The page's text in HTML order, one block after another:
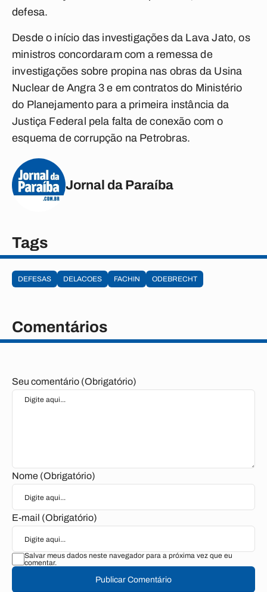
defesa.
Desde o início das investigações da Lava Jato, os
ministros concordaram com a remessa de
investigações sobre propina nas obras da Usina
Nuclear de Angra 3 e em contratos do Ministério
do Planejamento para a primeira instância da
Justiça Federal pela falta de conexão com o
esquema de corrupção na Petrobras.
Jornal da Paraíba
Tags
DEFESAS DELACOES FACHIN ODEBRECHT
Comentários
Seu comentário (Obrigatório)
Nome (Obrigatório)
E-mail (Obrigatório)
Salvar meus dados neste navegador para a próxima vez que eu
comentar.
Publicar Comentário